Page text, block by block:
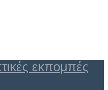
εκπομπές